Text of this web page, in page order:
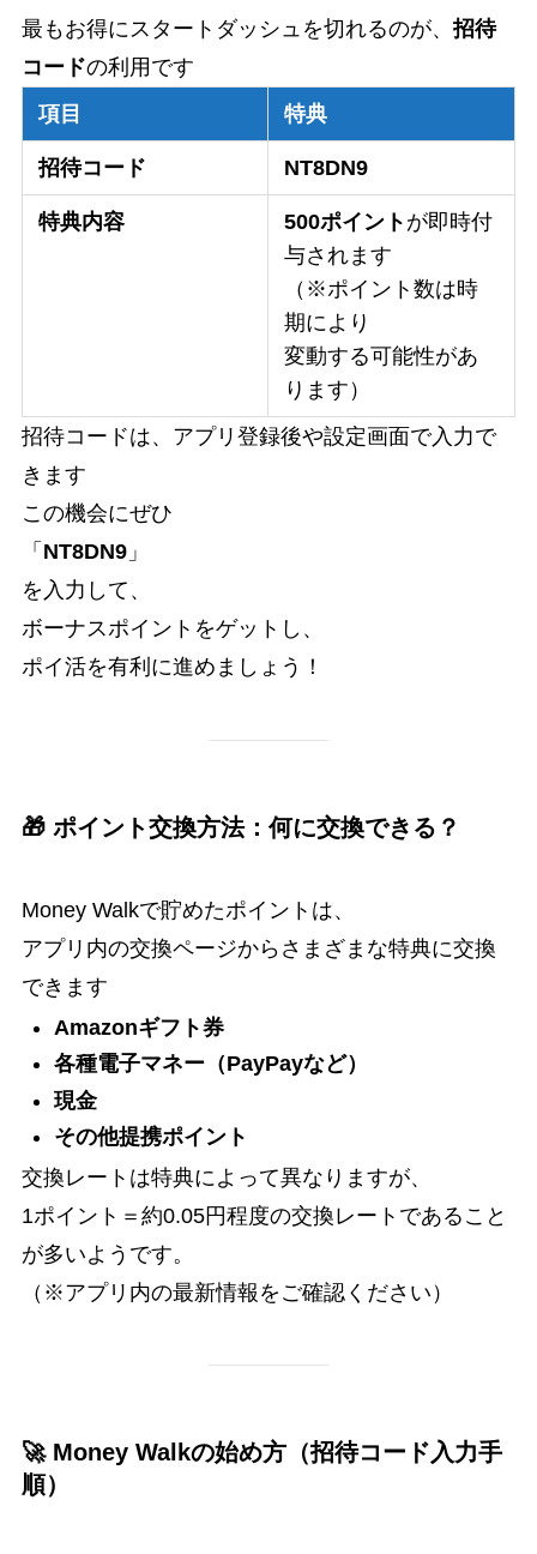
最もお得にスタートダッシュを切れるのが、招待
コードの利用です
項目
特典
招待コード NT8DN9
特典内容 500ポイント が即時付
与されます
（※ポイント数は時
期により
変動する可能性があ
ります）
招待コードは、アプリ登録後や設定画面で入力で
きます
この機会にぜひ
「 NT8DN9」
を入力して、
ボーナスポイントをゲットし、
ポイ活を有利に進めましょう！
🎁 ポイント交換方法：何に交換できる？
Money Walkで貯めたポイントは、
アプリ内の交換ページからさまざまな特典に交換
できます
Amazonギフト券
各種電子マネー（PayPayなど）
現金
その他提携ポイント
交換レートは特典によって異なりますが、
1ポイント＝約0.05円程度の交換レートであること
が多いようです。
（※アプリ内の最新情報をご確認ください）
🚀 Money Walkの始め方（招待コード入力手
順）